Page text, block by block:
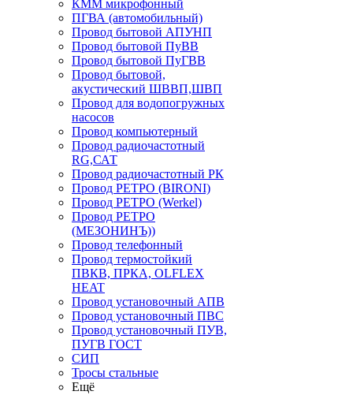
КММ микрофонный
ПГВА (автомобильный)
Провод бытовой АПУНП
Провод бытовой ПуВВ
Провод бытовой ПуГВВ
Провод бытовой,
акустический ШВВП,ШВП
Провод для водопогружных
насосов
Провод компьютерный
Провод радиочастотный
RG,САТ
Провод радиочастотный РК
Провод РЕТРО (BIRONI)
Провод РЕТРО (Werkel)
Провод РЕТРО
(МЕЗОНИНЪ))
Провод телефонный
Провод термостойкий
ПВКВ, ПРКА, OLFLEX
HEAT
Провод установочный АПВ
Провод установочный ПВС
Провод установочный ПУВ,
ПУГВ ГОСТ
СИП
Тросы стальные
Ещё